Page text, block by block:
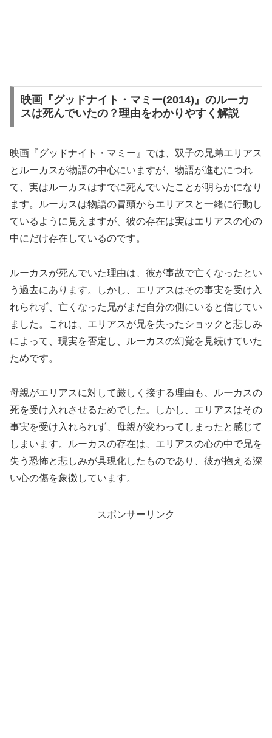
映画『グッドナイト・マミー(2014)』のルーカ
スは死んでいたの？理由をわかりやすく解説
映画『グッドナイト・マミー』では、双子の兄弟エリアス
とルーカスが物語の中心にいますが、物語が進むにつれ
て、実はルーカスはすでに死んでいたことが明らかになり
ます。ルーカスは物語の冒頭からエリアスと一緒に行動し
ているように見えますが、彼の存在は実はエリアスの心の
中にだけ存在しているのです。
ルーカスが死んでいた理由は、彼が事故で亡くなったとい
う過去にあります。しかし、エリアスはその事実を受け入
れられず、亡くなった兄がまだ自分の側にいると信じてい
ました。これは、エリアスが兄を失ったショックと悲しみ
によって、現実を否定し、ルーカスの幻覚を見続けていた
ためです。
母親がエリアスに対して厳しく接する理由も、ルーカスの
死を受け入れさせるためでした。しかし、エリアスはその
事実を受け入れられず、母親が変わってしまったと感じて
しまいます。ルーカスの存在は、エリアスの心の中で兄を
失う恐怖と悲しみが具現化したものであり、彼が抱える深
い心の傷を象徴しています。
スポンサーリンク